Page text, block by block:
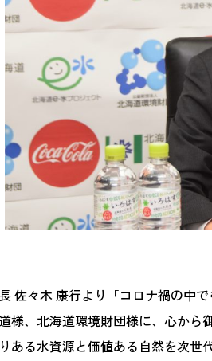
佐々木 康行より「コロナ禍の中
様、北海道環境財団様に、心か
ある水資源と価値ある自然を次